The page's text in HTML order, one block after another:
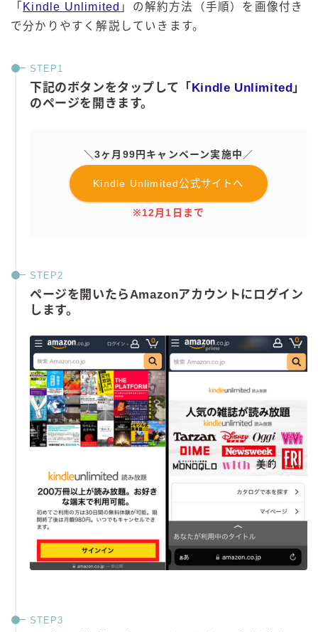
「 Kindle Unlimited 」の解約方法（手順）を画像付き
で分かりやすく解説していきます。
下記のボタンをタップして「 Kindle Unlimited 」
のページを開きます。
＼3ヶ月99円キャンペーン実施中／
Kindle Unlimited公式サイトへ
※12月1日まで
ページを開いたらAmazonアカウントにログイン
します。